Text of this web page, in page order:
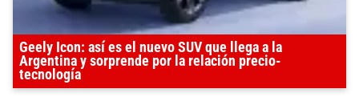
Geely Icon: así es el nuevo SUV que llega a la
Argentina y sorprende por la relación precio-
tecnología